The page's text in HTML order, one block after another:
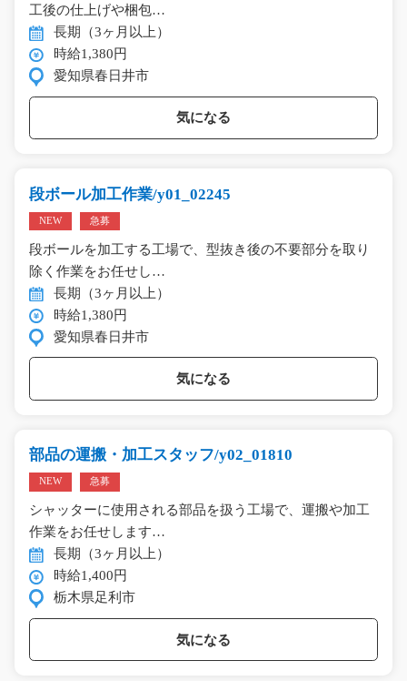
工後の仕上げや梱包…
長期（3ヶ月以上）
時給1,380円
愛知県春日井市
気になる
段ボール加工作業/y01_02245
NEW 急募
段ボールを加工する工場で、型抜き後の不要部分を取り
除く作業をお任せし…
長期（3ヶ月以上）
時給1,380円
愛知県春日井市
気になる
部品の運搬・加工スタッフ/y02_01810
NEW 急募
シャッターに使用される部品を扱う工場で、運搬や加工
作業をお任せします…
長期（3ヶ月以上）
時給1,400円
栃木県足利市
気になる